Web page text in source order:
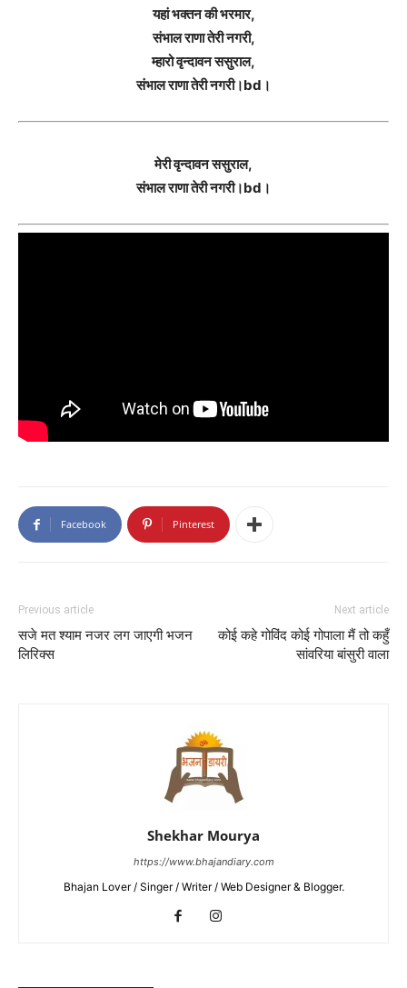
यहां भक्तन की भरमार,
संभाल राणा तेरी नगरी,
म्हारो वृन्दावन ससुराल,
संभाल राणा तेरी नगरी।bd।
मेरी वृन्दावन ससुराल,
संभाल राणा तेरी नगरी।bd।
Facebook Pinterest
Previous article
सजे मत श्याम नजर लग जाएगी भजन
लिरिक्स
Next article
कोई कहे गोविंद कोई गोपाला मैं तो कहुँ
सांवरिया बांसुरी वाला
Shekhar Mourya
https://www.bhajandiary.com
Bhajan Lover / Singer / Writer / Web Designer & Blogger.